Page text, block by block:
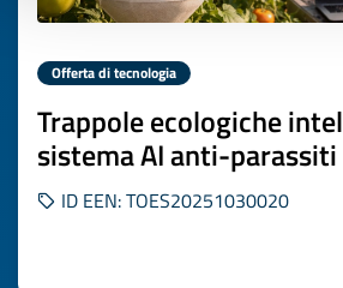
Offerta di tecnologia
Trappole ecologiche
sistema AI anti-parassiti
ID EEN: TOES20251030020